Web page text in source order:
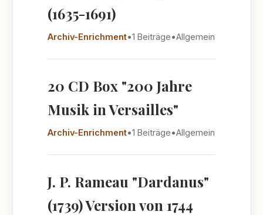
(1635-1691)
Archiv-Enrichment•1 Beiträge•Allgemein
20 CD Box "200 Jahre
Musik in Versailles"
Archiv-Enrichment•1 Beiträge•Allgemein
J. P. Rameau "Dardanus"
(1739) Version von 1744